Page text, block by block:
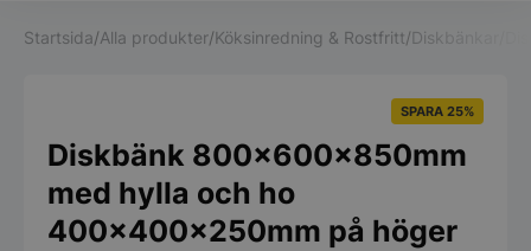
Startsida/Alla produkter/Köksinredning & Rostfritt/Diskbänkar
SPARA 25%
Diskbänk 800x600x850mm
med hylla och ho
400x400x250mm på höger